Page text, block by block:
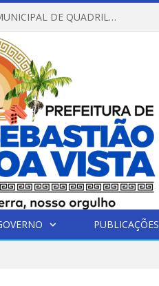
REGULAMENTO DO X CONCURSO INTERMUNICIPAL DE QUADRILHAS JUNINAS – 2026 – ARRAIÁ DA VENEZA
PUBLICAÇÕES